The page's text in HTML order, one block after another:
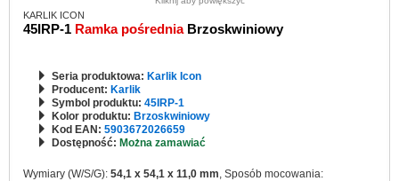
KARLIK ICON
45IRP-1 Ramka pośrednia Brzoskwiniowy
Seria produktowa: Karlik Icon
Producent: Karlik
Symbol produktu: 45IRP-1
Kolor produktu: Brzoskwiniowy
Kod EAN: 5903672026659
Dostępność: Można zamawiać
Wymiary (W/S/G): 54,1 x 54,1 x 11,0 mm, Sposób mocowania: